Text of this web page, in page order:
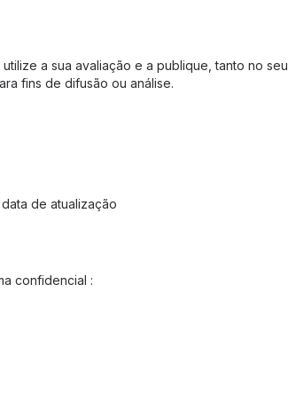
a sua avaliação e a publique, tanto no seu
fins de difusão ou análise.
de atualização
confidencial :